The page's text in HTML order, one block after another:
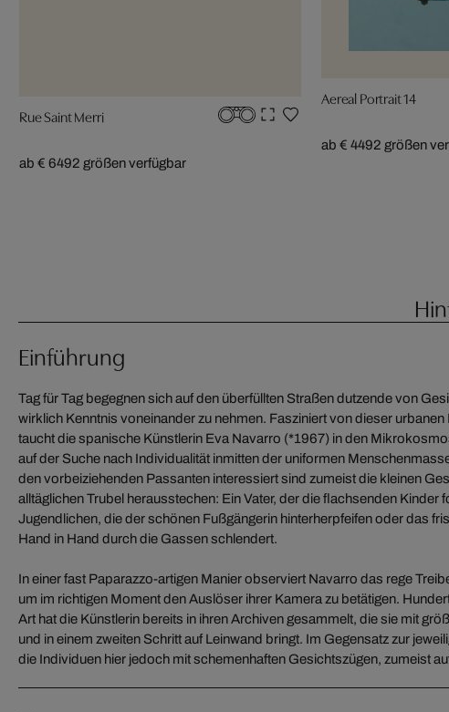
Rue Saint Merri
ab € 6492 größen verfügbar
Aereal Portrait 14
ab € 4492 größen
Einführung
Tag für Tag begegnen sich auf den überfüllten Straßen dutzende von
wirklich Kenntnis voneinander zu nehmen. Fasziniert von dieser
taucht die spanische Künstlerin Eva Navarro (*1967) in den
auf der Suche nach Individualität inmitten der uniformen
den vorbeiziehenden Passanten interessiert sind zumeist die kleinen
alltäglichen Trubel herausstechen: Ein Vater, der die flachsenden Kinder
Jugendlichen, die der schönen Fußgängerin hinterherpfeifen oder das
Hand in Hand durch die Gassen schlendert.
In einer fast Paparazzo-artigen Manier observiert Navarro das rege
um im richtigen Moment den Auslöser ihrer Kamera zu betätigen.
Art hat die Künstlerin bereits in ihren Archiven gesammelt, die sie mit
und in einem zweiten Schritt auf Leinwand bringt. Im Gegensatz zur
die Individuen hier jedoch mit schemenhaften Gesichtszügen, zumeist